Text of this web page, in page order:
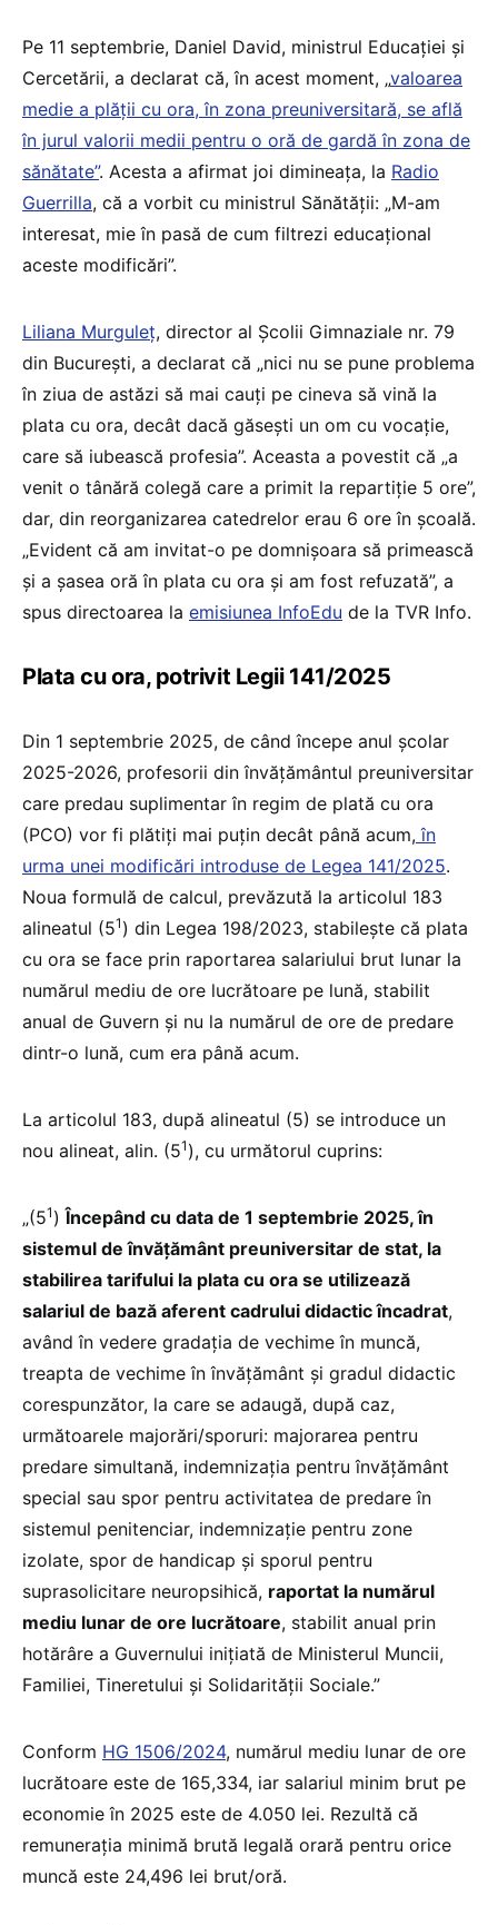
Pe 11 septembrie, Daniel David, ministrul Educației și
Cercetării, a declarat că, în acest moment, „valoarea
medie a plății cu ora, în zona preuniversitară, se află
în jurul valorii medii pentru o oră de gardă în zona de
sănătate”. Acesta a afirmat joi dimineața, la Radio
Guerrilla, că a vorbit cu ministrul Sănătății: „M-am
interesat, mie în pasă de cum filtrezi educațional
aceste modificări”.
Liliana Murguleț, director al Școlii Gimnaziale nr. 79
din București, a declarat că „nici nu se pune problema
în ziua de astăzi să mai cauți pe cineva să vină la
plata cu ora, decât dacă găsești un om cu vocație,
care să iubească profesia”. Aceasta a povestit că „a
venit o tânără colegă care a primit la repartiție 5 ore”,
dar, din reorganizarea catedrelor erau 6 ore în școală.
„Evident că am invitat-o pe domnișoara să primească
și a șasea oră în plata cu ora și am fost refuzată”, a
spus directoarea la emisiunea InfoEdu de la TVR Info.
Plata cu ora, potrivit Legii 141/2025
Din 1 septembrie 2025, de când începe anul școlar
2025-2026, profesorii din învățământul preuniversitar
care predau suplimentar în regim de plată cu ora
(PCO) vor fi plătiți mai puțin decât până acum, în
urma unei modificări introduse de Legea 141/2025.
Noua formulă de calcul, prevăzută la articolul 183
alineatul (51 ) din Legea 198/2023, stabilește că plata
cu ora se face prin raportarea salariului brut lunar la
numărul mediu de ore lucrătoare pe lună, stabilit
anual de Guvern și nu la numărul de ore de predare
dintr-o lună, cum era până acum.
La articolul 183, după alineatul (5) se introduce un
nou alineat, alin. (51 ), cu următorul cuprins:
„(51 )Începând cu data de 1 septembrie 2025, în
sistemul de învățământ preuniversitar de stat, la
stabilirea tarifului la plata cu ora se utilizează
salariul de bază aferent cadrului didactic încadrat,
având în vedere gradația de vechime în muncă,
treapta de vechime în învățământ și gradul didactic
corespunzător, la care se adaugă, după caz,
următoarele majorări/sporuri: majorarea pentru
predare simultană, indemnizația pentru învățământ
special sau spor pentru activitatea de predare în
sistemul penitenciar, indemnizație pentru zone
izolate, spor de handicap și sporul pentru
suprasolicitare neuropsihică, raportat la numărul
mediu lunar de ore lucrătoare, stabilit anual prin
hotărâre a Guvernului inițiată de Ministerul Muncii,
Familiei, Tineretului și Solidarității Sociale.”
Conform HG 1506/2024, numărul mediu lunar de ore
lucrătoare este de 165,334, iar salariul minim brut pe
economie în 2025 este de 4.050 lei. Rezultă că
remunerația minimă brută legală orară pentru orice
muncă este 24,496 lei brut/oră.